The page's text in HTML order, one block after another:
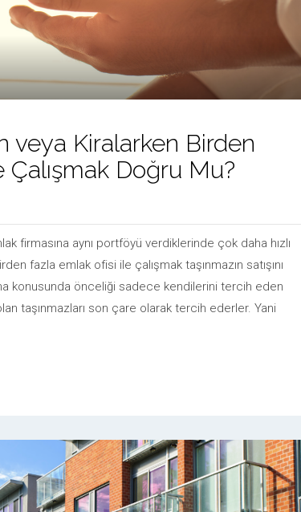
veya Kiralarken Birden
Çalışmak Doğru Mu?
firmasına aynı portföyü verdiklerinde çok daha hızlı
fazla emlak ofisi ile çalışmak taşınmazın satışını
konusunda önceliği sadece kendilerini tercih eden
taşınmazları son çare olarak tercih ederler. Yani